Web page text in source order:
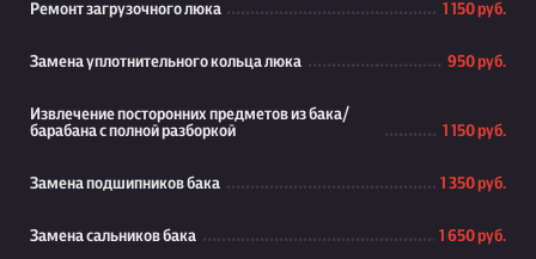
Ремонт загрузочного люка 1 150 руб.
Замена уплотнительного кольца люка 950 руб.
Извлечение посторонних предметов из бака/
барабана с полной разборкой
1 150 руб.
Замена подшипников бака 1 350 руб.
Замена сальников бака 1 650 руб.